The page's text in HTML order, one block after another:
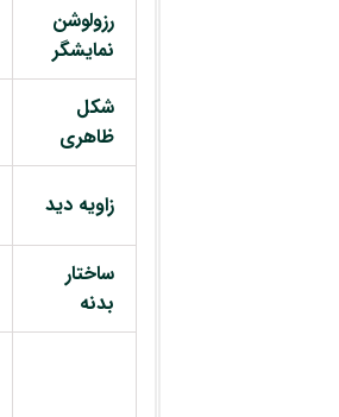
رزولوشن
نمایشگر
شکل
ظاهری
زاویه دید
ساختار
بدنه